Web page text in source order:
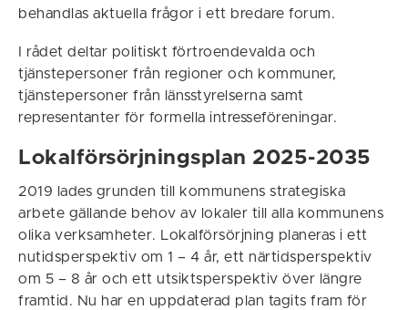
behandlas aktuella frågor i ett bredare forum.
I rådet deltar politiskt förtroendevalda och
tjänstepersoner från regioner och kommuner,
tjänstepersoner från länsstyrelserna samt
representanter för formella intresseföreningar.
Lokalförsörjningsplan 2025-2035
2019 lades grunden till kommunens strategiska
arbete gällande behov av lokaler till alla kommunens
olika verksamheter. Lokalförsörjning planeras i ett
nutidsperspektiv om 1 – 4 år, ett närtidsperspektiv
om 5 – 8 år och ett utsiktsperspektiv över längre
framtid. Nu har en uppdaterad plan tagits fram för